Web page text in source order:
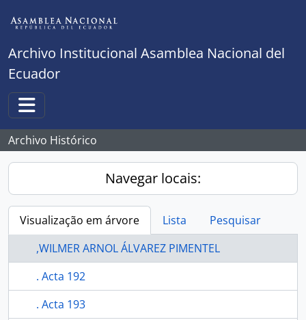
Archivo Institucional Asamblea Nacional del
Ecuador
Toggle navigation
Archivo Histórico
Navegar locais:
Visualização em árvore Lista
Pesquisar
,WILMER ARNOL ÁLVAREZ PIMENTEL
. Acta 192
. Acta 193